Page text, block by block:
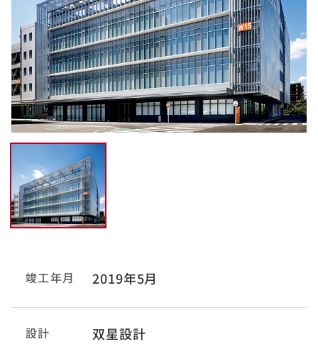
竣工年月 2019年5月
設計 双星設計